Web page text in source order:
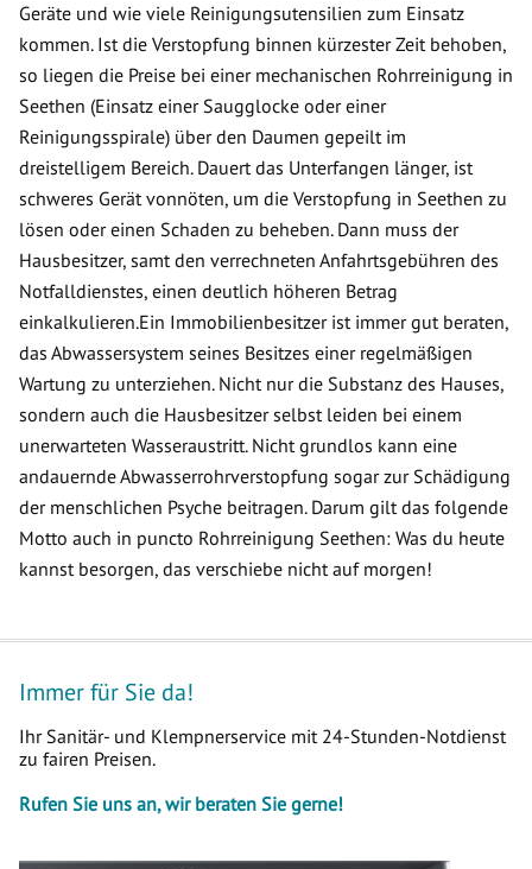
Geräte und wie viele Reinigungsutensilien zum Einsatz
kommen. Ist die Verstopfung binnen kürzester Zeit behoben,
so liegen die Preise bei einer mechanischen Rohrreinigung in
Seethen (Einsatz einer Saugglocke oder einer
Reinigungsspirale) über den Daumen gepeilt im
dreistelligem Bereich. Dauert das Unterfangen länger, ist
schweres Gerät vonnöten, um die Verstopfung in Seethen zu
lösen oder einen Schaden zu beheben. Dann muss der
Hausbesitzer, samt den verrechneten Anfahrtsgebühren des
Notfalldienstes, einen deutlich höheren Betrag
einkalkulieren.Ein Immobilienbesitzer ist immer gut beraten,
das Abwassersystem seines Besitzes einer regelmäßigen
Wartung zu unterziehen. Nicht nur die Substanz des Hauses,
sondern auch die Hausbesitzer selbst leiden bei einem
unerwarteten Wasseraustritt. Nicht grundlos kann eine
andauernde Abwasserrohrverstopfung sogar zur Schädigung
der menschlichen Psyche beitragen. Darum gilt das folgende
Motto auch in puncto Rohrreinigung Seethen: Was du heute
kannst besorgen, das verschiebe nicht auf morgen!
Immer für Sie da!
Ihr Sanitär- und Klempnerservice mit 24-Stunden-Notdienst
zu fairen Preisen.
Rufen Sie uns an, wir beraten Sie gerne!